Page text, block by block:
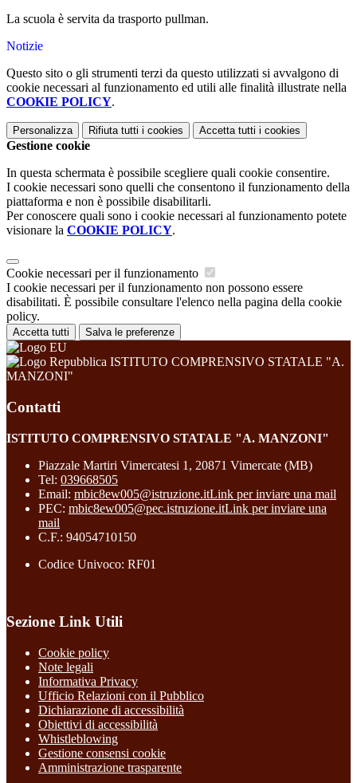
La scuola è servita da trasporto pullman.
Notizie
Questo sito o gli strumenti terzi da questo utilizzati si avvalgono di
cookie necessari al funzionamento ed utili alle finalità illustrate nella
COOKIE POLICY.
Personalizza Rifiuta tutti i cookies Accetta tutti i cookies
Gestione cookie
In questa schermata è possibile scegliere quali cookie consentire.
I cookie necessari sono quelli che consentono il funzionamento della
piattaforma e non è possibile disabilitarli.
Per conoscere quali sono i cookie necessari al funzionamento potete
visionare la COOKIE POLICY.
Cookie necessari per il funzionamento
I cookie necessari per il funzionamento non possono essere
disabilitati. È possibile consultare l'elenco nella pagina della cookie
policy.
Accetta tutti Salva le preferenze
ISTITUTO COMPRENSIVO STATALE "A.
MANZONI"
Contatti
ISTITUTO COMPRENSIVO STATALE "A. MANZONI"
Piazzale Martiri Vimercatesi 1, 20871 Vimercate (MB)
Tel: 039668505
Email: mbic8ew005@istruzione.itLink per inviare una mail
PEC: mbic8ew005@pec.istruzione.itLink per inviare una
mail
C.F.: 94054710150
Codice Univoco: RF01
Sezione Link Utili
Cookie policy
Note legali
Informativa Privacy
Ufficio Relazioni con il Pubblico
Dichiarazione di accessibilità
Obiettivi di accessibilità
Whistleblowing
Gestione consensi cookie
Amministrazione trasparente